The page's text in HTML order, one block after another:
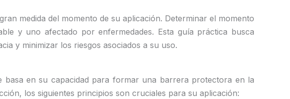
medida del momento de su aplicación. Determinar el momento
y uno afectado por enfermedades. Esta guía práctica busca
y minimizar los riesgos asociados a su uso.
en su capacidad para formar una barrera protectora en la
los siguientes principios son cruciales para su aplicación: